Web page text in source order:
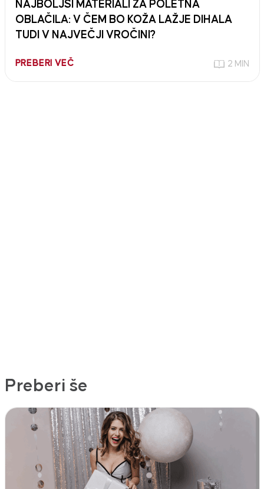
NAJBOLJŠI MATERIALI ZA POLETNA
OBLAČILA: V ČEM BO KOŽA LAŽJE DIHALA
TUDI V NAJVEČJI VROČINI?
PREBERI VEČ 2 MIN
Preberi še